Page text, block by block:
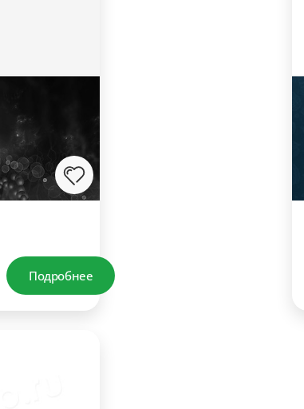
Подробнее